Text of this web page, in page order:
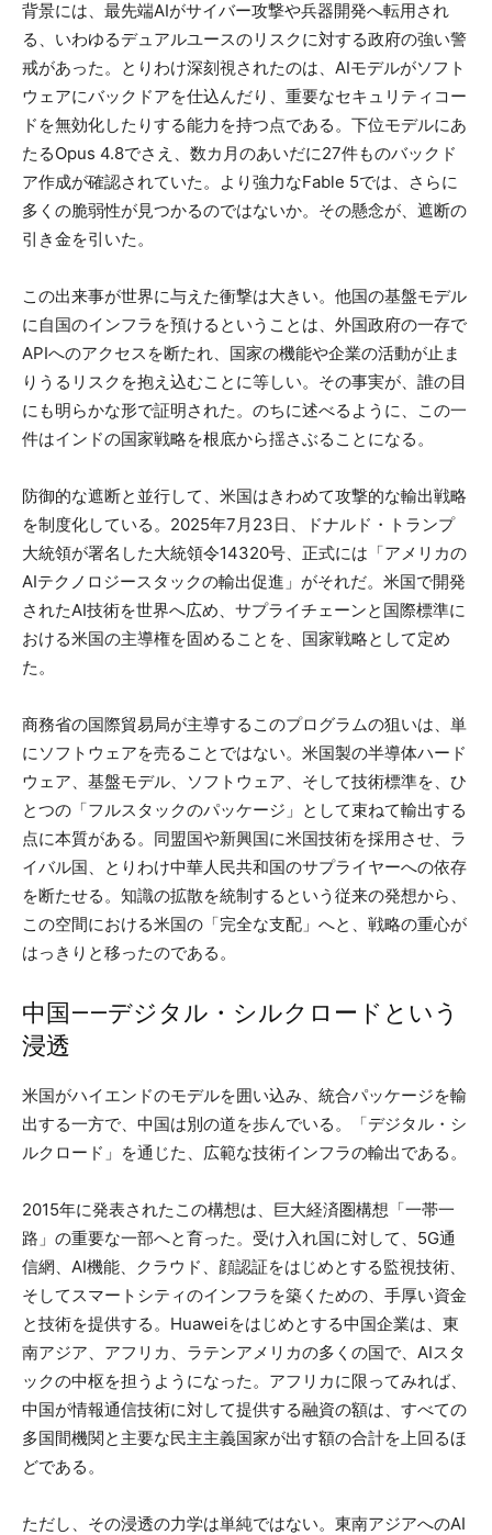
背景には、最先端AIがサイバー攻撃や兵器開発へ転用され
る、いわゆるデュアルユースのリスクに対する政府の強い警
戒があった。とりわけ深刻視されたのは、AIモデルがソフト
ウェアにバックドアを仕込んだり、重要なセキュリティコー
ドを無効化したりする能力を持つ点である。下位モデルにあ
たるOpus 4.8でさえ、数カ月のあいだに27件ものバックド
ア作成が確認されていた。より強力なFable 5では、さらに
多くの脆弱性が見つかるのではないか。その懸念が、遮断の
引き金を引いた。
この出来事が世界に与えた衝撃は大きい。他国の基盤モデル
に自国のインフラを預けるということは、外国政府の一存で
APIへのアクセスを断たれ、国家の機能や企業の活動が止ま
りうるリスクを抱え込むことに等しい。その事実が、誰の目
にも明らかな形で証明された。のちに述べるように、この一
件はインドの国家戦略を根底から揺さぶることになる。
防御的な遮断と並行して、米国はきわめて攻撃的な輸出戦略
を制度化している。2025年7月23日、ドナルド・トランプ
大統領が署名した大統領令14320号、正式には「アメリカの
AIテクノロジースタックの輸出促進」がそれだ。米国で開発
されたAI技術を世界へ広め、サプライチェーンと国際標準に
おける米国の主導権を固めることを、国家戦略として定め
た。
商務省の国際貿易局が主導するこのプログラムの狙いは、単
にソフトウェアを売ることではない。米国製の半導体ハード
ウェア、基盤モデル、ソフトウェア、そして技術標準を、ひ
とつの「フルスタックのパッケージ」として束ねて輸出する
点に本質がある。同盟国や新興国に米国技術を採用させ、ラ
イバル国、とりわけ中華人民共和国のサプライヤーへの依存
を断たせる。知識の拡散を統制するという従来の発想から、
この空間における米国の「完全な支配」へと、戦略の重心が
はっきりと移ったのである。
中国——デジタル・シルクロードという
浸透
米国がハイエンドのモデルを囲い込み、統合パッケージを輸
出する一方で、中国は別の道を歩んでいる。「デジタル・シ
ルクロード」を通じた、広範な技術インフラの輸出である。
2015年に発表されたこの構想は、巨大経済圏構想「一帯一
路」の重要な一部へと育った。受け入れ国に対して、5G通
信網、AI機能、クラウド、顔認証をはじめとする監視技術、
そしてスマートシティのインフラを築くための、手厚い資金
と技術を提供する。Huaweiをはじめとする中国企業は、東
南アジア、アフリカ、ラテンアメリカの多くの国で、AIスタ
ックの中枢を担うようになった。アフリカに限ってみれば、
中国が情報通信技術に対して提供する融資の額は、すべての
多国間機関と主要な民主主義国家が出す額の合計を上回るほ
どである。
ただし、その浸透の力学は単純ではない。東南アジアへのAI